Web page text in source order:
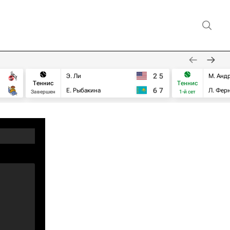
Теннис
Завершен
Э. Ли
Е. Рыбакина
2 5
6 7
Теннис
1-й сет
М.
Л.